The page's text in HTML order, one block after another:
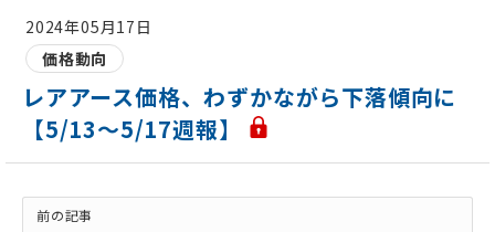
2024年05月17日
価格動向
レアアース価格、わずかながら下落傾向に
【5/13～5/17週報】
前の記事